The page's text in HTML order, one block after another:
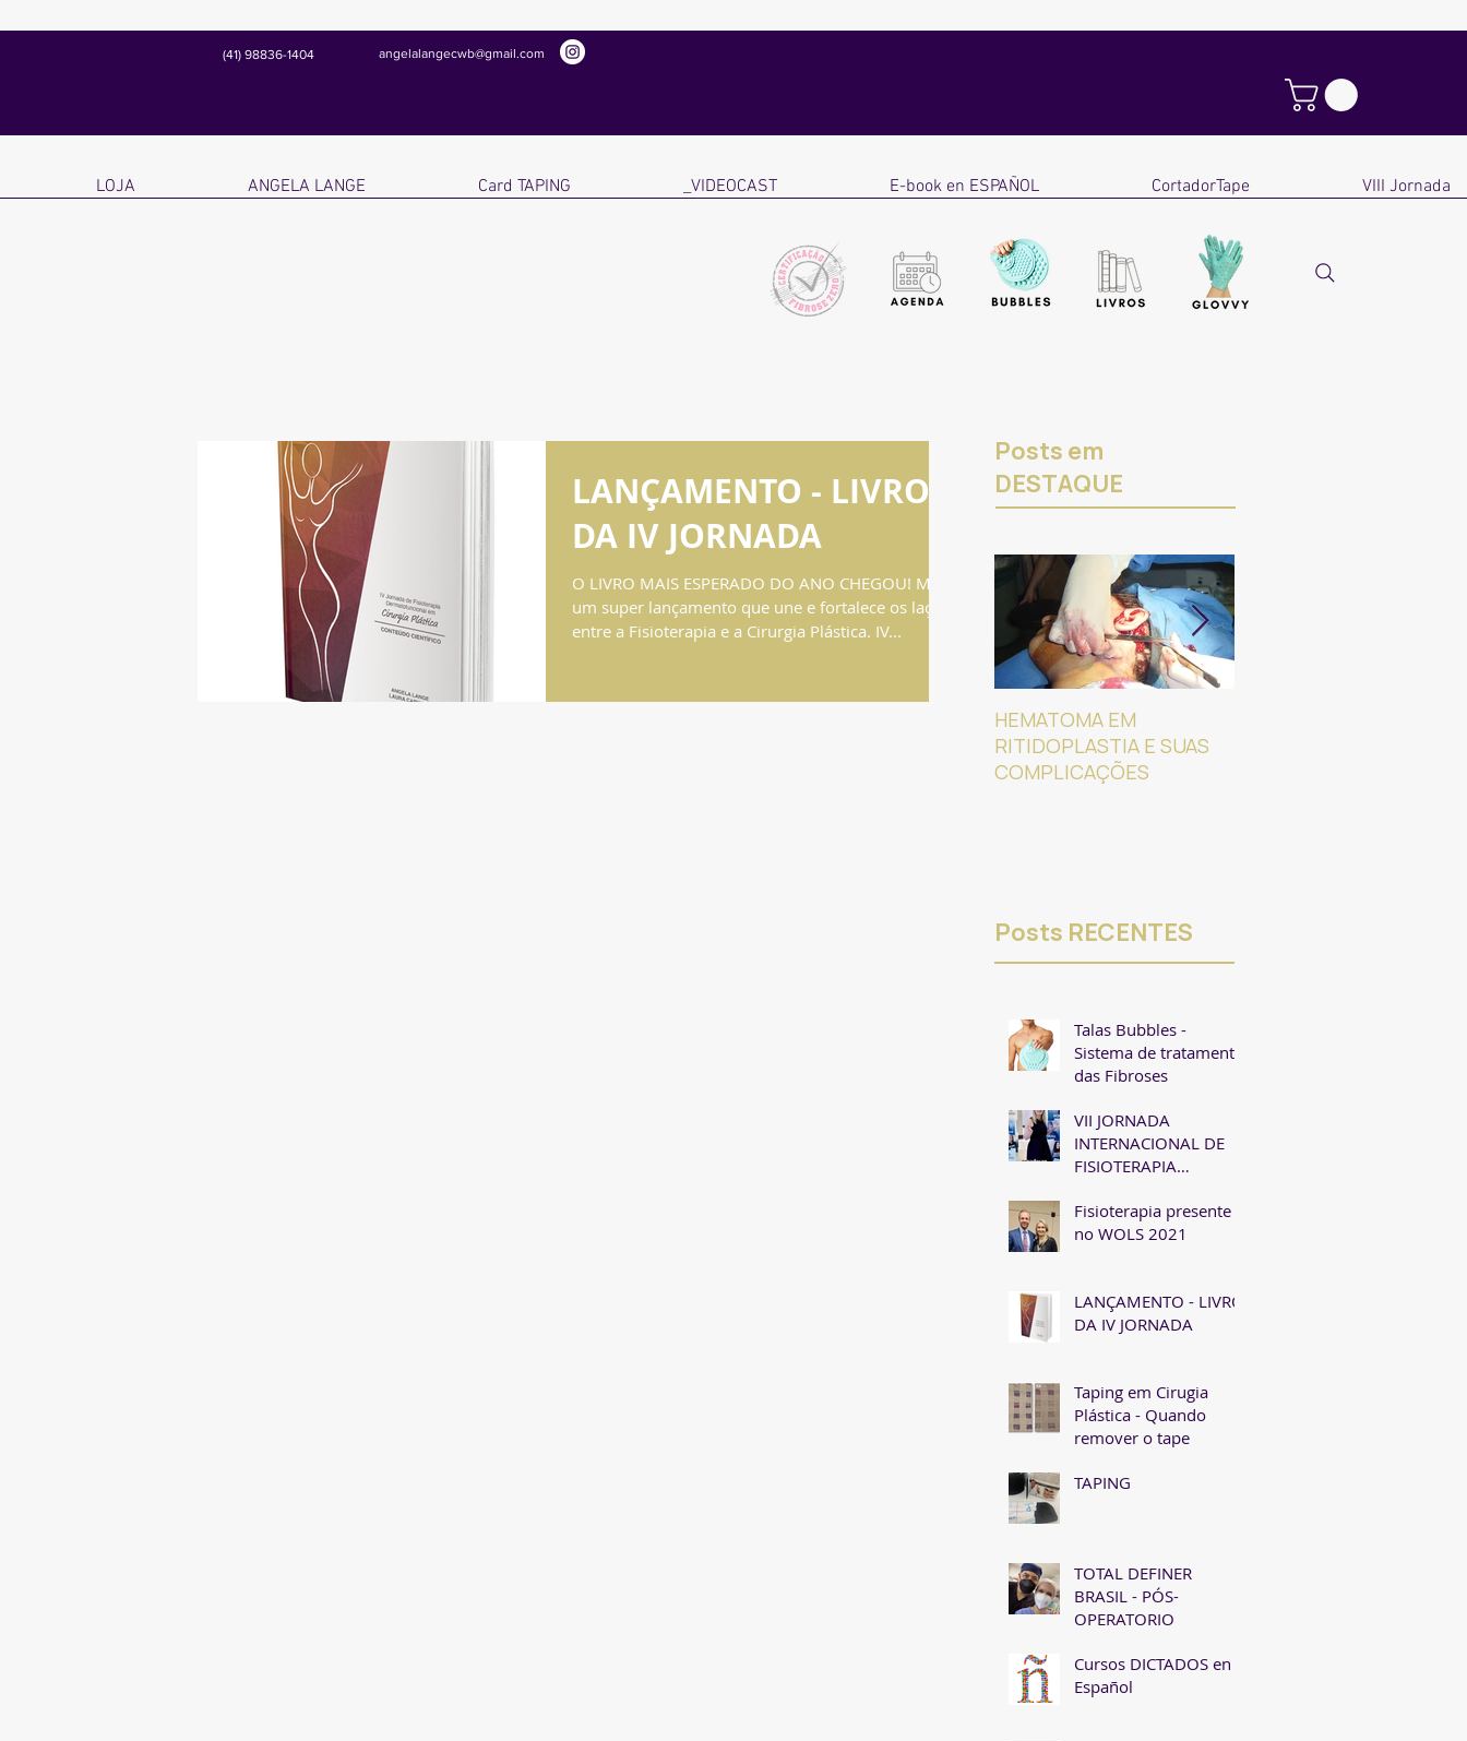
(41) 98836-1404 angelalangecwb@gmail.com
VIII Jornada
CortadorTape
E-book en ESPAÑOL
VIDEOCAST_
Card TAPING
ANGELA LANGE
LOJA
LANÇAMENTO - LIVRO
DA IV JORNADA
O LIVRO MAIS ESPERADO DO ANO CHEGOU! Mais
um super lançamento que une e fortalece os laços
entre a Fisioterapia e a Cirurgia Plástica. IV...
Posts em
DESTAQUE
HEMATOMA EM
RITIDOPLASTIA E SUAS
COMPLICAÇÕES
Posts RECENTES
Talas Bubbles -
Sistema de tratamento
das Fibroses
VII JORNADA
INTERNACIONAL DE
FISIOTERAPIA
EM CIRURGIA
PLÁSTICA
Fisioterapia presente
no WOLS 2021
LANÇAMENTO - LIVRO
DA IV JORNADA
Taping em Cirugia
Plástica - Quando
remover o tape
TAPING
TOTAL DEFINER
BRASIL - PÓS-
OPERATORIO
Cursos DICTADOS en
Español